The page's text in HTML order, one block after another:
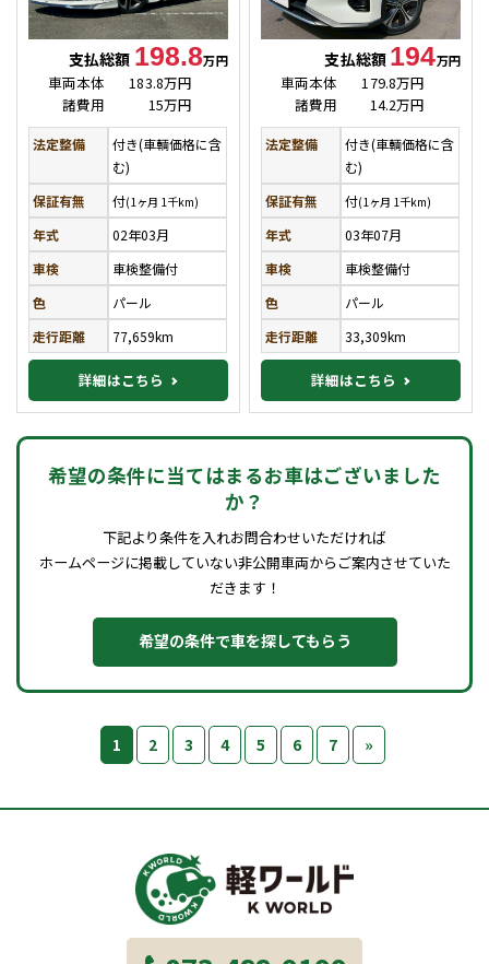
支払総額 198.8万円
車両本体
183.8万円
諸費用
15万円
法定整備
付き(車輌価格に含
む)
保証有無
付(1ヶ月 1千km)
年式
02年03月
車検
車検整備付
色
パール
走行距離
77,659km
詳細はこちら
支払総額 194万円
車両本体
179.8万円
諸費用
14.2万円
法定整備
付き(車輌価格に含
む)
保証有無
付(1ヶ月 1千km)
年式
03年07月
車検
車検整備付
色
パール
走行距離
33,309km
詳細はこちら
希望の条件に当てはまるお車はございました
か？
下記より条件を入れお問合わせいただければ
ホームページに掲載していない非公開車両からご案内させていた
だきます！
希望の条件で車を探してもらう
1 2 3 4 5 6 7 »